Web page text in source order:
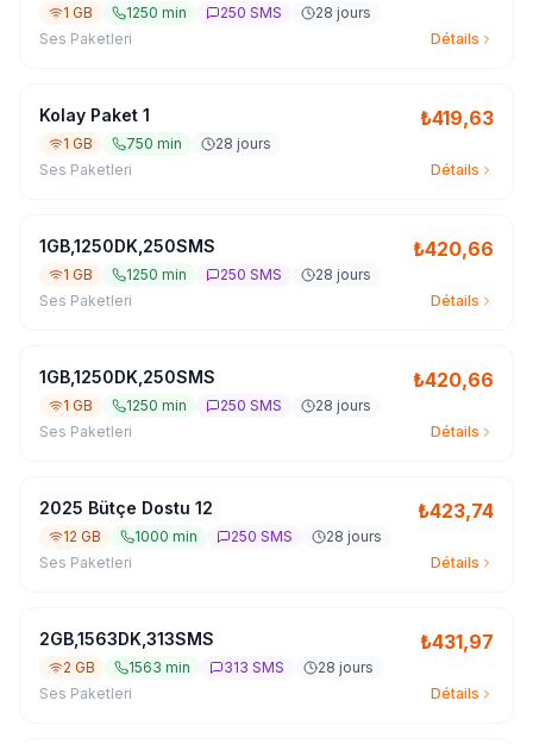
1 GB 1250 min 250 SMS
28 jours
Ses Paketleri
Détails
Kolay Paket 1 ₺419,63
1 GB 750 min
28 jours
Ses Paketleri
Détails
1GB,1250DK,250SMS ₺420,66
1 GB 1250 min 250 SMS
28 jours
Ses Paketleri
Détails
1GB,1250DK,250SMS ₺420,66
1 GB 1250 min 250 SMS
28 jours
Ses Paketleri
Détails
2025 Bütçe Dostu 12 ₺423,74
12 GB 1000 min 250 SMS
28 jours
Ses Paketleri
Détails
2GB,1563DK,313SMS ₺431,97
2 GB 1563 min 313 SMS
28 jours
Ses Paketleri
Détails